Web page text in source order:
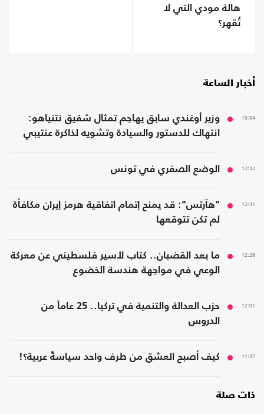
هالة مودي التي لا
تُقهر؟
أخبار الساعة
13:04
وزير أوغندي سابق يهاجم تمثال شقيق نتنياهو:
انتهاك للدستور والسيادة وتشويه لذاكرة عنتيبي
12:32 الوضع الصفري في تونس
12:31
"هآرتس": قد يمنح إتمام اتفاقية هرمز إيران مكافأة
لم تكن تتوقعها
12:26
ما بعد القضبان.. كتاب لأسير فلسطيني عن معركة
الوعي في مواجهة هندسة الخضوع
12:01
حزب العدالة والتنمية في تركيا.. 25 عاماً من
الدروس
11:37 كيف أصبح العشق من طرف واحد سياسةً عربية؟!
ذات صلة